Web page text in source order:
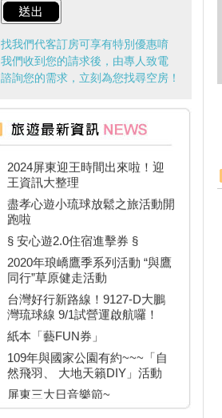
找我們代客訂房可享有特別優惠唷
我們收到您的請求後，由專人致電
諮詢您的需求，立刻為您找尋空房！
台灣百大景點推薦，集章還有限
量小禮物可以拿
王資訊大整理
盡孝心遊小琉球放鬆之旅活動開
跑啦
§ 安心遊2.0住宿進擊券 §
2020年琅嶠鷹季系列活動 “與鷹
同行”草原健走活動
台灣好行新路線！9127-D大鵬
灣琉球線 9/1試營運啟航囉！
紙本「藝FUN券」
109年與國家公園有約~~~「自
然飛羽、 大地天籟DIY」活動
屏東三大日音樂節~